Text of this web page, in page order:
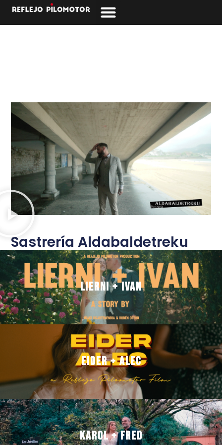
Sastrería Aldabaldetreku
Lierni + Ivan
Lierni + Ivan
Eider + Alec
Eider + Alec
Karol + Fred
Karol + Fred